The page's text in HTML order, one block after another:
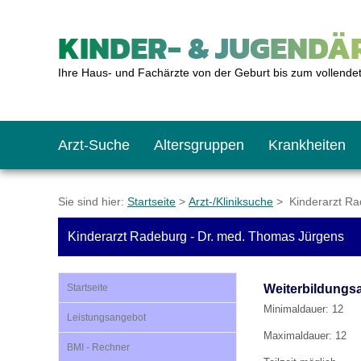
KINDER- &
Ihre Haus- und Fachärzte von der Geburt bis zum
Arzt-Suche Altersgruppen
Das erste Jahr
Schulkinder
Jugendliche
Krankheiten
Baby: U1 bis U6
Schulkind: U10 bis
Teenager: J1 bis J2
Impfkalender
Was muss man
Impfreaktionen
Notrufnummern
Hausapotheke
Sofortmaßnahmen
Notdienste
Gesundheitsämter
Link-Tipps
BMI-Rechner
Blutdruckrechner
Wachstum-Rechner
Sie sind hier: Startseite > Arzt-/Kliniksuche > Kinderarzt
Kinderarzt Radeburg - Dr. med. Thomas Jürgens
Startseite
Leistungsangebot
BMI - Rechner
Minimaldauer: 12
Maximaldauer: 12